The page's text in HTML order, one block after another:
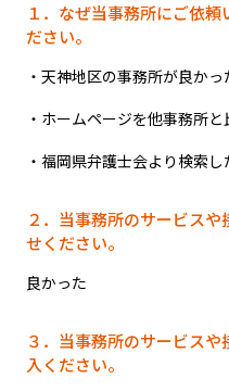
１．なぜ当事務所にご依
ださい。
・天神地区の事務所が良かっ
・ホームページを他事務所
・福岡県弁護士会より検索し
２．当事務所のサービス
せください。
良かった
３．当事務所のサービス
入ください。